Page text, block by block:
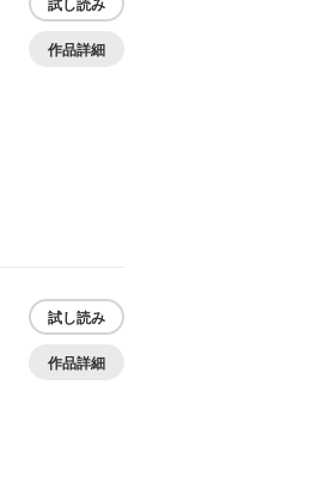
作品詳細
試し読み
作品詳細